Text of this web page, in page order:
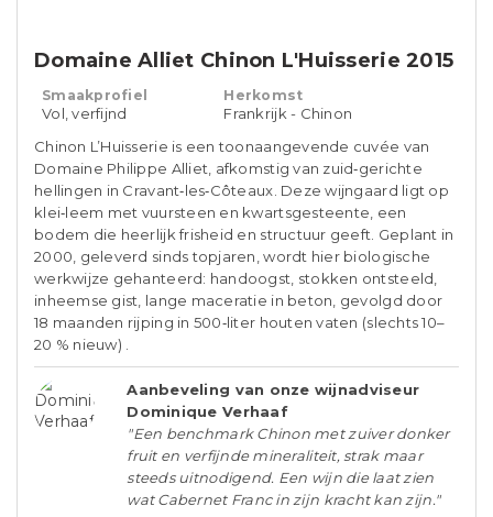
Domaine Alliet Chinon L'Huisserie 2015
Smaakprofiel
Vol, verfijnd
Herkomst
Frankrijk - Chinon
Chinon L’Huisserie is een toonaangevende cuvée van
Domaine Philippe Alliet, afkomstig van zuid‑gerichte
hellingen in Cravant‑les‑Côteaux. Deze wijngaard ligt op
klei‑leem met vuursteen en kwartsgesteente, een
bodem die heerlijk frisheid en structuur geeft. Geplant in
2000, geleverd sinds topjaren, wordt hier biologische
werkwijze gehanteerd: handoogst, stokken ontsteeld,
inheemse gist, lange maceratie in beton, gevolgd door
18 maanden rijping in 500‑liter houten vaten (slechts 10–
20 % nieuw) .
Aanbeveling van onze wijnadviseur
Dominique Verhaaf
"Een benchmark Chinon met zuiver donker
fruit en verfijnde mineraliteit, strak maar
steeds uitnodigend. Een wijn die laat zien
wat Cabernet Franc in zijn kracht kan zijn."